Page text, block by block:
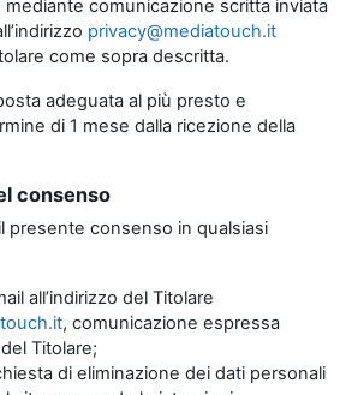
mediante comunicazione scritta inviata
privacy@mediatouch.it
come sopra descritta.
adeguata al più presto e
di 1 mese dalla ricezione della
consenso
presente consenso in qualsiasi
all’indirizzo del Titolare
, comunicazione espressa
Titolare;
di eliminazione dei dati personali